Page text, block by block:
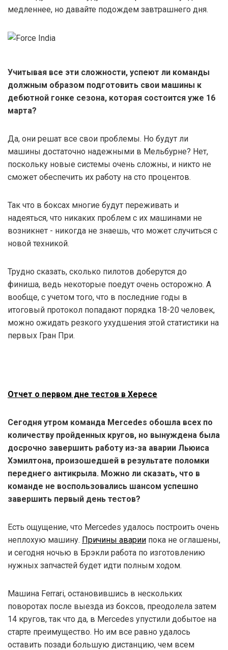
медленнее, но давайте подождем завтрашнего дня.
Учитывая все эти сложности, успеют ли команды
должным образом подготовить свои машины к
дебютной гонке сезона, которая состоится уже 16
марта?
Да, они решат все свои проблемы. Но будут ли
машины достаточно надежными в Мельбурне? Нет,
поскольку новые системы очень сложны, и никто не
сможет обеспечить их работу на сто процентов.
Так что в боксах многие будут переживать и
надеяться, что никаких проблем с их машинами не
возникнет - никогда не знаешь, что может случиться с
новой техникой.
Трудно сказать, сколько пилотов доберутся до
финиша, ведь некоторые поедут очень осторожно. А
вообще, с учетом того, что в последние годы в
итоговый протокол попадают порядка 18-20 человек,
можно ожидать резкого ухудшения этой статистики на
первых Гран При.
Отчет о первом дне тестов в Хересе
Сегодня утром команда Mercedes обошла всех по
количеству пройденных кругов, но вынуждена была
досрочно завершить работу из-за аварии Льюиса
Хэмилтона, произошедшей в результате поломки
переднего антикрыла. Можно ли сказать, что в
команде не воспользовались шансом успешно
завершить первый день тестов?
Есть ощущение, что Mercedes удалось построить очень
неплохую машину. Причины аварии пока не оглашены,
и сегодня ночью в Брэкли работа по изготовлению
нужных запчастей будет идти полным ходом.
Машина Ferrari, остановившись в нескольких
поворотах после выезда из боксов, преодолела затем
14 кругов, так что да, в Mercedes упустили добытое на
старте преимущество. Но им все равно удалось
оставить позади большую дистанцию, чем всем